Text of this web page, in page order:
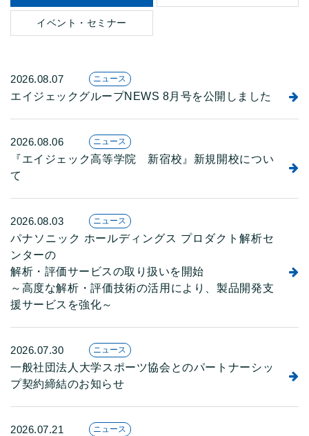
イベント・セミナー
2026.08.07 ニュース
エイジェックグループNEWS 8月号を公開しました
2026.08.06 ニュース
『エイジェック高等学院 新宿校』新規開校につい
て
2026.08.03 ニュース
パナソニック ホールディングス プロダクト解析セ
ンターの
解析・評価サービスの取り扱いを開始
～高度な解析・評価技術の活用により、製品開発支
援サービスを強化～
2026.07.30 ニュース
一般社団法人大学スポーツ協会とのパートナーシッ
プ契約締結のお知らせ
2026.07.21 ニュース